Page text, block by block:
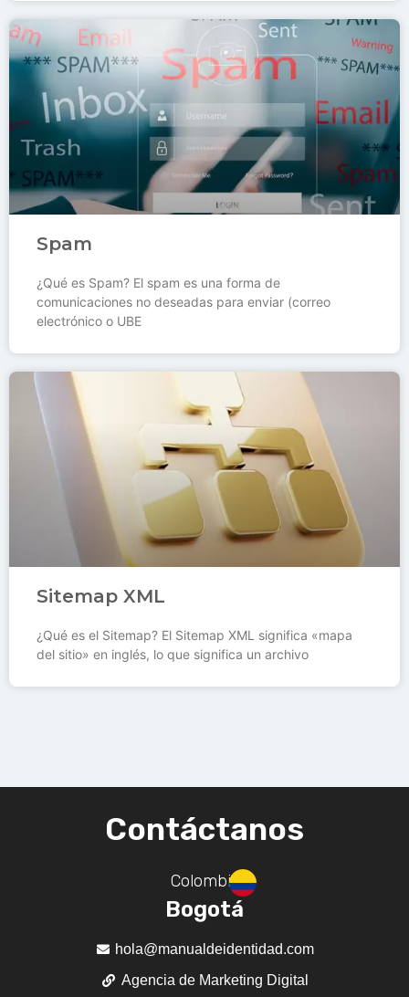
Spam
¿Qué es Spam? El spam es una forma de
comunicaciones no deseadas para enviar (correo
electrónico o UBE
Sitemap XML
¿Qué es el Sitemap? El Sitemap XML significa «mapa
del sitio» en inglés, lo que significa un archivo
Contáctanos
Colombia
Bogotá
hola@manualdeidentidad.com
Agencia de Marketing Digital